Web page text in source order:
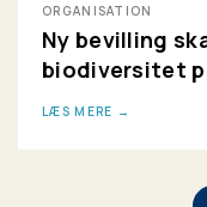
ORGANISATION
Ny bevilling
biodiversitet
LÆS MERE